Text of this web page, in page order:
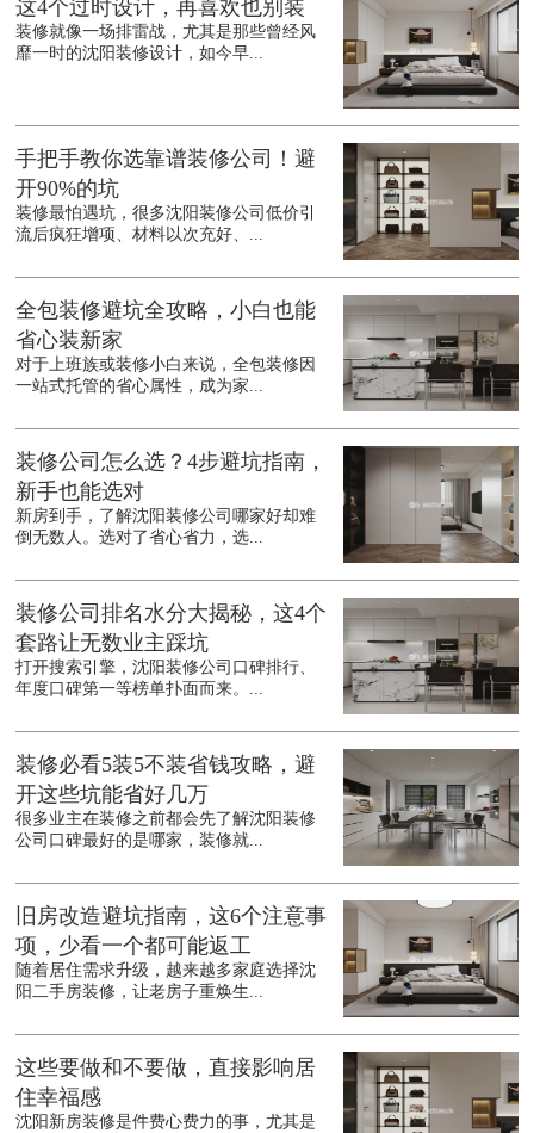
这4个过时设计，再喜欢也别装
装修就像一场排雷战，尤其是那些曾经风
靡一时的沈阳装修设计，如今早...
手把手教你选靠谱装修公司！避
开90%的坑
装修最怕遇坑，很多沈阳装修公司低价引
流后疯狂增项、材料以次充好、...
全包装修避坑全攻略，小白也能
省心装新家
对于上班族或装修小白来说，全包装修因
一站式托管的省心属性，成为家...
装修公司怎么选？4步避坑指南，
新手也能选对
新房到手，了解沈阳装修公司哪家好却难
倒无数人。选对了省心省力，选...
装修公司排名水分大揭秘，这4个
套路让无数业主踩坑
打开搜索引擎，沈阳装修公司口碑排行、
年度口碑第一等榜单扑面而来。...
装修必看5装5不装省钱攻略，避
开这些坑能省好几万
很多业主在装修之前都会先了解沈阳装修
公司口碑最好的是哪家，装修就...
旧房改造避坑指南，这6个注意事
项，少看一个都可能返工
随着居住需求升级，越来越多家庭选择沈
阳二手房装修，让老房子重焕生...
这些要做和不要做，直接影响居
住幸福感
沈阳新房装修是件费心费力的事，尤其是